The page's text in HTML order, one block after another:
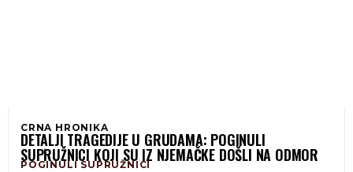
CRNA HRONIKA
DETALJI TRAGEDIJE U GRUDAMA: POGINULI
SUPRUŽNICI KOJI SU IZ NJEMAČKE DOŠLI NA ODMOR
POGINULI SUPRUŽNICI